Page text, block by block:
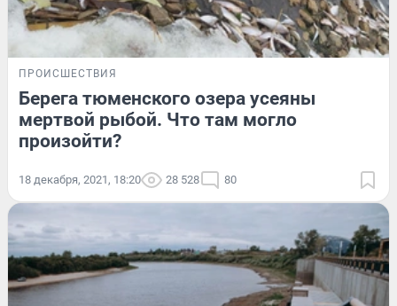
ПРОИСШЕСТВИЯ
Берега тюменского озера усеяны
мертвой рыбой. Что там могло
произойти?
18 декабря, 2021, 18:20 28 528 80